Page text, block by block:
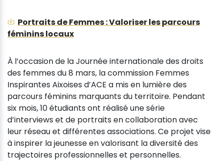
Portraits de Femmes : Valoriser les parcours
féminins locaux
À l’occasion de la Journée internationale des droits
des femmes du 8 mars, la commission Femmes
Inspirantes Aixoises d’ACE a mis en lumière des
parcours féminins marquants du territoire. Pendant
six mois, 10 étudiants ont réalisé une série
d’interviews et de portraits en collaboration avec
leur réseau et différentes associations. Ce projet vise
à inspirer la jeunesse en valorisant la diversité des
trajectoires professionnelles et personnelles.